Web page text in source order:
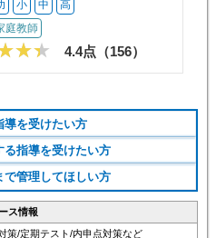
庭教師
を受けたい方
指導を受けたい方
管理してほしい方
ス情報
策/定期テスト/内申点対策など